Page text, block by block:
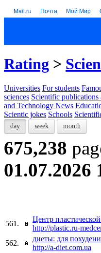
Mail.ru Почта Мой Мир
Rating >
Universities For students
sciences Scientific publications
and Technology News
Scientic jokes Schools
day week month
675,238
01.07.2026
561.
Центр
http://plastic.ru-
562.
диеты: для
http://a-diet.com.ua